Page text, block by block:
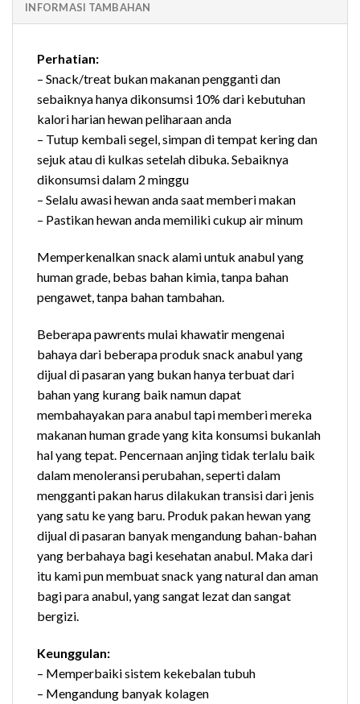
INFORMASI TAMBAHAN
Perhatian:
– Snack/treat bukan makanan pengganti dan
sebaiknya hanya dikonsumsi 10% dari kebutuhan
kalori harian hewan peliharaan anda
– Tutup kembali segel, simpan di tempat kering dan
sejuk atau di kulkas setelah dibuka. Sebaiknya
dikonsumsi dalam 2 minggu
– Selalu awasi hewan anda saat memberi makan
– Pastikan hewan anda memiliki cukup air minum
Memperkenalkan snack alami untuk anabul yang
human grade, bebas bahan kimia, tanpa bahan
pengawet, tanpa bahan tambahan.
Beberapa pawrents mulai khawatir mengenai
bahaya dari beberapa produk snack anabul yang
dijual di pasaran yang bukan hanya terbuat dari
bahan yang kurang baik namun dapat
membahayakan para anabul tapi memberi mereka
makanan human grade yang kita konsumsi bukanlah
hal yang tepat. Pencernaan anjing tidak terlalu baik
dalam menoleransi perubahan, seperti dalam
mengganti pakan harus dilakukan transisi dari jenis
yang satu ke yang baru. Produk pakan hewan yang
dijual di pasaran banyak mengandung bahan-bahan
yang berbahaya bagi kesehatan anabul. Maka dari
itu kami pun membuat snack yang natural dan aman
bagi para anabul, yang sangat lezat dan sangat
bergizi.
Keunggulan:
– Memperbaiki sistem kekebalan tubuh
– Mengandung banyak kolagen